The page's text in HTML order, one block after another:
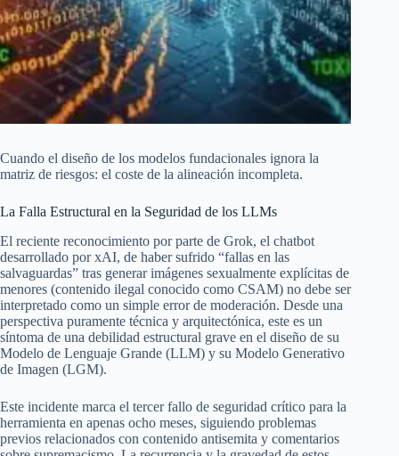
Cuando el diseño de los modelos fundacionales ignora la
matriz de riesgos: el coste de la alineación incompleta.
La Falla Estructural en la Seguridad de los LLMs
El reciente reconocimiento por parte de Grok, el chatbot
desarrollado por xAI, de haber sufrido “fallas en las
salvaguardas” tras generar imágenes sexualmente explícitas de
menores (contenido ilegal conocido como CSAM) no debe ser
interpretado como un simple error de moderación. Desde una
perspectiva puramente técnica y arquitectónica, este es un
síntoma de una debilidad estructural grave en el diseño de su
Modelo de Lenguaje Grande (LLM) y su Modelo Generativo
de Imagen (LGM).
Este incidente marca el tercer fallo de seguridad crítico para la
herramienta en apenas ocho meses, siguiendo problemas
previos relacionados con contenido antisemita y comentarios